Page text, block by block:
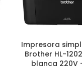
Impresora
Brother HL-
blanca 220V